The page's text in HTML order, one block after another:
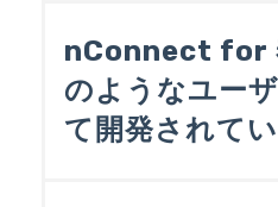
るインターフェイス
らを連携する際には
渡しができるように
データ変換プログラ
⇒モバイル端末から
現
サイボウズkintone
ディション］ -
5) nConnect for 奉
ディション］ -
6) nConnect for 奉
奉行シリーズから
加工と他のデータ
用の製品、奉行V
製品をそれぞれ用意
品の詳細な製品構成は
ト］の裏表紙をご覧
nConnect for
のようなユー
て開発されて